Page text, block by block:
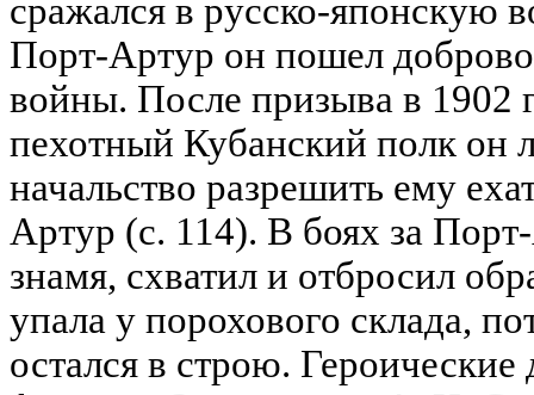
сражался в русско-японскую
Порт-Артур он пошел
войны. После призыва в 1902
пехотный Кубанский полк он
начальство разрешить ему
Артур (с. 114). В боях за
знамя, схватил и отбросил
упала у порохового склада,
остался в строю. Героические